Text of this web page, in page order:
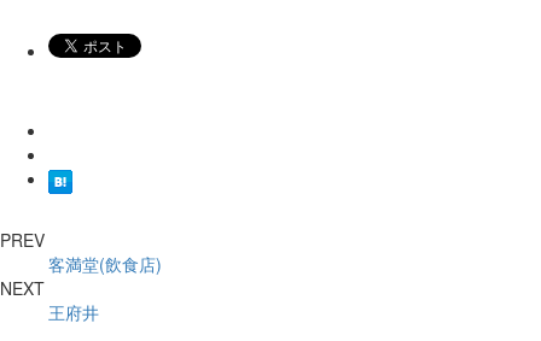
PREV
客満堂(飲食店)
NEXT
王府井